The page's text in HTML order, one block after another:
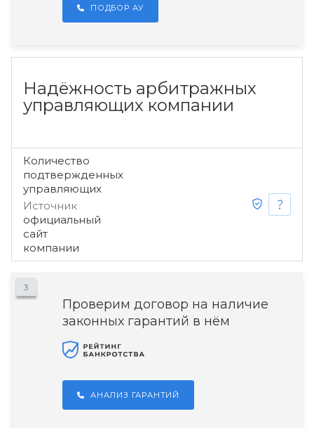
ПОДБОР АУ
Надёжность арбитражных
управляющих компании
Количество
подтвержденных
управляющих
Источник
официальный
сайт
компании
3
Проверим договор на наличие
законных гарантий в нём
АНАЛИЗ ГАРАНТИЙ